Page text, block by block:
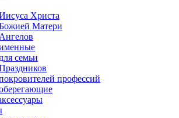
Христа
Матери
семьи
профессий